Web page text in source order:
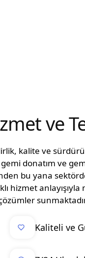
ve
kalite ve
donatım ve
bu yana
hizmet
Kaliteli ve